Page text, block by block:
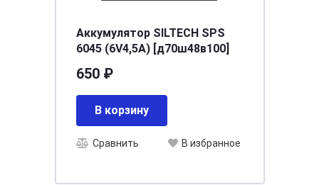
Аккумулятор SILTECH SPS
6045 (6V4,5A) [д70ш48в100]
650 ₽
В корзину
Сравнить В избранное